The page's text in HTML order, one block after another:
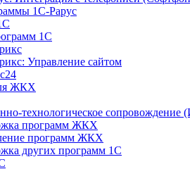
1С-Рарус
1С
Управление сайтом
ЖКХ
технологическое сопровождение
программ ЖКХ
программ ЖКХ
других программ 1С